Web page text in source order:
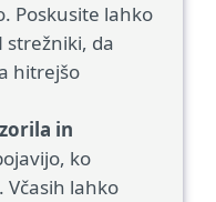
Poskusite lahko
strežniki, da
hitrejšo
in
ko
Včasih lahko